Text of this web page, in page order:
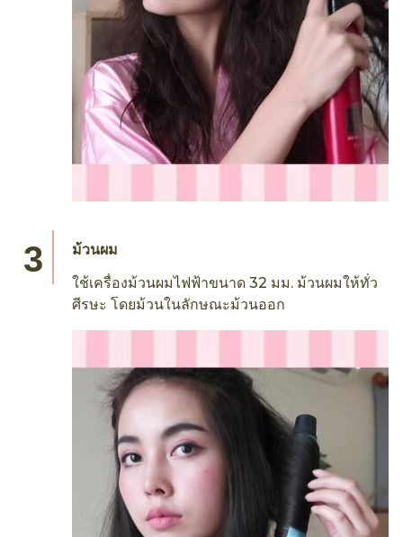
ม้วนผม
ใช้เครื่องม้วนผมไฟฟ้าขนาด 32 มม. ม้วนผมให้ทั่ว
ศีรษะ โดยม้วนในลักษณะม้วนออก